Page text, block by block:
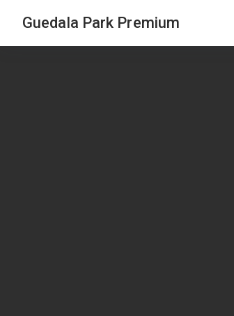
Guedala Park Premium